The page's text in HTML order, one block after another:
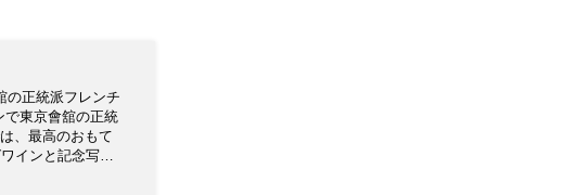
の正統派フレンチ
で東京會舘の正統
のフランス料理